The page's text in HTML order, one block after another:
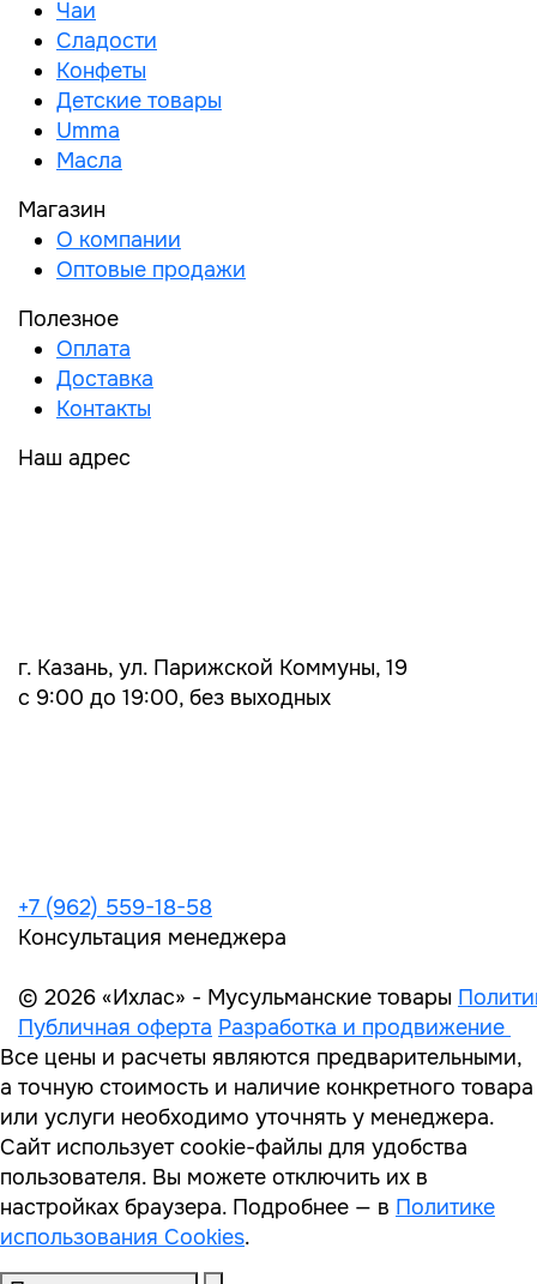
Чаи
Сладости
Конфеты
Детские товары
Umma
Масла
Магазин
О компании
Оптовые продажи
Полезное
Оплата
Доставка
Контакты
Наш адрес
г. Казань, ул. Парижской Коммуны, 19
с 9:00 до 19:00, без выходных
+7 (962) 559-18-58
Консультация менеджера
© 2026 «Ихлас» - Мусульманские товары
Публичная оферта Разработка и продвижение
Все цены и расчеты являются предварительными,
а точную стоимость и наличие конкретного товара
или услуги необходимо уточнять у менеджера.
Сайт использует cookie-файлы для удобства
пользователя. Вы можете отключить их в
настройках браузера. Подробнее — в Политике
использования Cookies.